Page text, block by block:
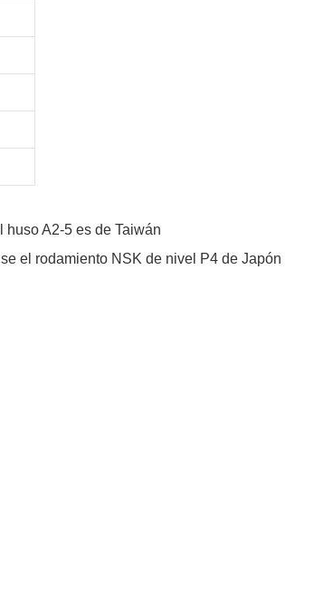
huso A2-5 es de Taiwán
el rodamiento NSK de nivel P4 de Japón